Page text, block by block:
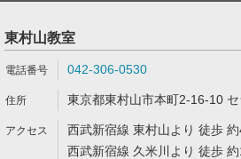
東村山教室
042-306-0530
東京都東村山市本町2-16-10
西武新宿線 東村山より 徒歩
西武新宿線 久米川より 徒歩